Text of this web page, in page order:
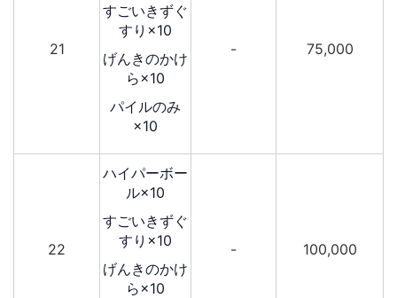
21
すごいきずぐ
すり×10
げんきのかけ
ら×10
パイルのみ
×10
- 75,000
22
ハイパーボー
ル×10
すごいきずぐ
すり×10
げんきのかけ
ら×10
- 100,000